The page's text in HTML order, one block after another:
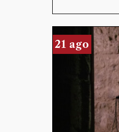
21 ago